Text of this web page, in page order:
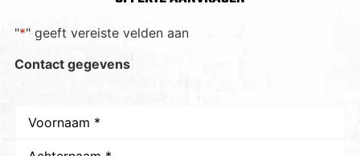
"*" geeft vereiste velden aan
Contact gegevens
Naam